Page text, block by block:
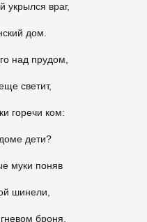
укрылся враг,
дом.
над прудом,
светит,
горечи ком:
дети?
муки поняв
шинели,
броня,